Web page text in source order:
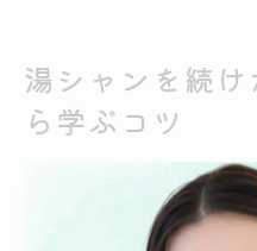
湯シャンを続
ら学ぶコツ
美容室通いと湯シャ